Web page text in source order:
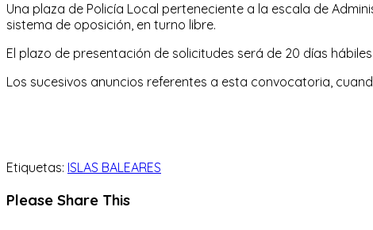
Una plaza de Policía Local perteneciente a la escala de
sistema de oposición, en turno libre.
El plazo de presentación de solicitudes será de 20 días
Los sucesivos anuncios referentes a esta convocatoria,
Etiquetas: ISLAS BALEARES
Please Share ThisCompartir